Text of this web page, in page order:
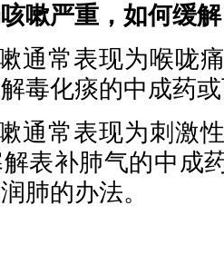
嗽严重，如何缓
通常表现为喉咙
毒化痰的中成药
通常表现为刺激
表补肺气的中成
肺的办法。